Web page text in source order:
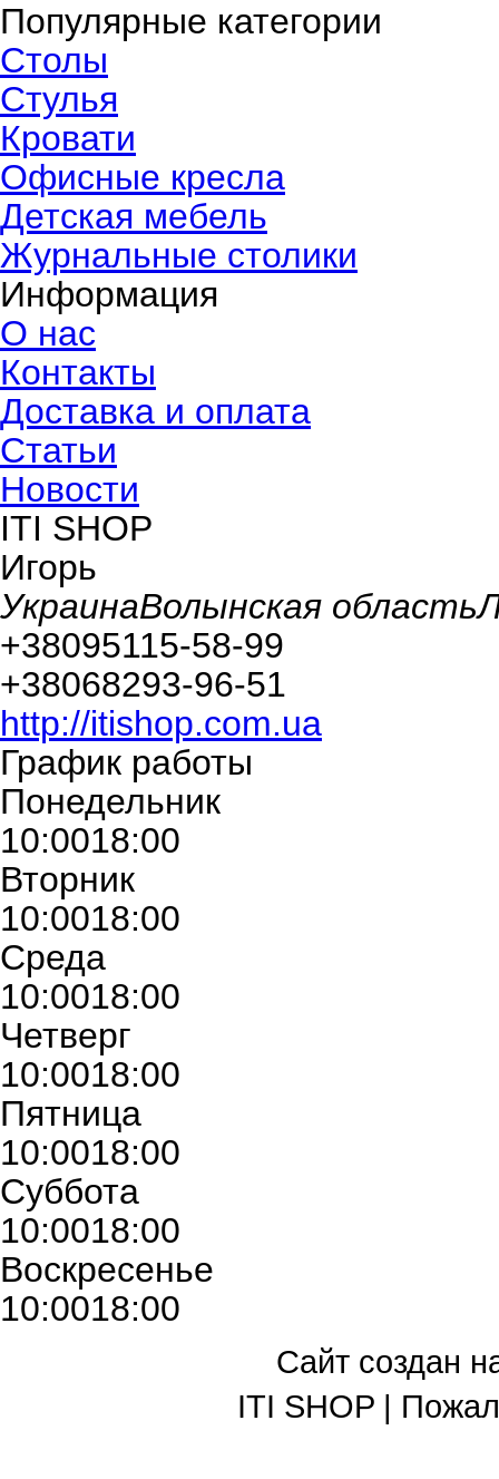
Популярные категории
Столы
Стулья
Кровати
Офисные кресла
Детская мебель
Журнальные столики
Информация
О нас
Контакты
Доставка и оплата
Статьи
Новости
ITI SHOP
Игорь
УкраинаВолынская область
+38095115-58-99
+38068293-96-51
http://itishop.com.ua
График работы
Понедельник
10:0018:00
Вторник
10:0018:00
Среда
10:0018:00
Четверг
10:0018:00
Пятница
10:0018:00
Суббота
10:0018:00
Воскресенье
10:0018:00
Сайт создан
ITI SHOP |